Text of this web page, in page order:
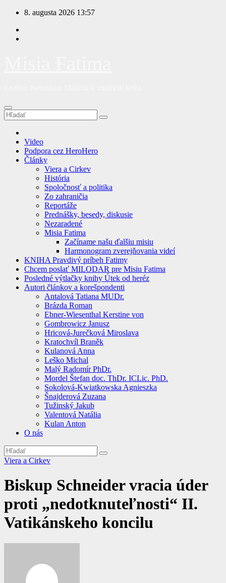
Prejsť
obsah
8. augusta 2026 13:57
Video
Podpora cez HeroHero
Články
Viera a Cirkev
História
Spoločnosť a politika
Zo zahraničia
Reportáže
Prednášky, besedy, diskusie
Nezaradené
Misia Fatima
Začíname našu ďalšiu misiu
Harmonogram zverejňovania videí
KNIHA Pravdivý príbeh Fatimy
Chcem poslať MILODAR pre Misiu Fatima
Posledné výtlačky knihy Útek od heréz
Autori článkov a korešpondenti
Antalová Tatiana MUDr.
Brázda Roman
Ebner-Wiesenthal Kerstine von
Gombrowicz Janusz
Hricová-Jurečková Miroslava
Kratochvíl Braněk
Kulanová Anna
Leško Michal
Malý Radomír PhDr.
Mordel Štefan doc. ThDr. ICLic. PhD.
Sokolová-Kwiatkowska Agnieszka
Šnajderová Zuzana
Tužinský Jakub
Valentová Natália
Kulan Anton
O nás
Viera a Cirkev
Biskup Schneider vracia úder
proti „nedotknuteľnosti“ II.
Vatikánskeho koncilu